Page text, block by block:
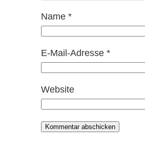
Name *
E-Mail-Adresse *
Website